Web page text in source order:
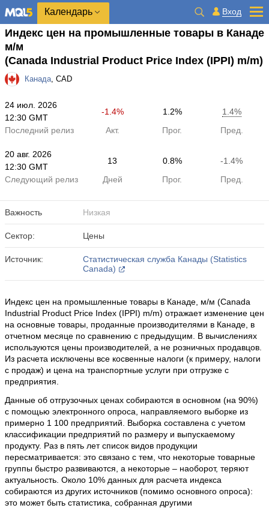
Календарь Вход
Индекс цен на промышленные товары в Канаде
м/м
(Canada Industrial Product Price Index (IPPI) m/m)
Канада, CAD
24 июл. 2026
12:30 GMT
-1.4% 1.2%
1.4%
Последний релиз
Акт. Прог. Пред.
20 авг. 2026
12:30 GMT
13 0.8%
-1.4%
Следующий релиз
Дней Прог. Пред.
Важность Низкая
Сектор: Цены
Источник:
Статистическая служба Канады (Statistics
Canada)
Индекс цен на промышленные товары в Канаде, м/м (Canada
Industrial Product Price Index (IPPI) m/m) отражает изменение цен
на основные товары, проданные производителями в Канаде, в
отчетном месяце по сравнению с предыдущим. В вычислениях
используются цены производителей, а не розничных продавцов.
Из расчета исключены все косвенные налоги (к примеру, налоги
с продаж) и цена на транспортные услуги при отгрузке с
предприятия.
Данные об отгрузочных ценах собираются в основном (на 90%)
с помощью электронного опроса, направляемого выборке из
примерно 1 100 предприятий. Выборка составлена с учетом
классификации предприятий по размеру и выпускаемому
продукту. Раз в пять лет список видов продукции
пересматривается: это связано с тем, что некоторые товарные
группы быстро развиваются, а некоторые – наоборот, теряют
актуальность. Около 10% данных для расчета индекса
собираются из других источников (помимо основного опроса):
это может быть статистика, собранная другими